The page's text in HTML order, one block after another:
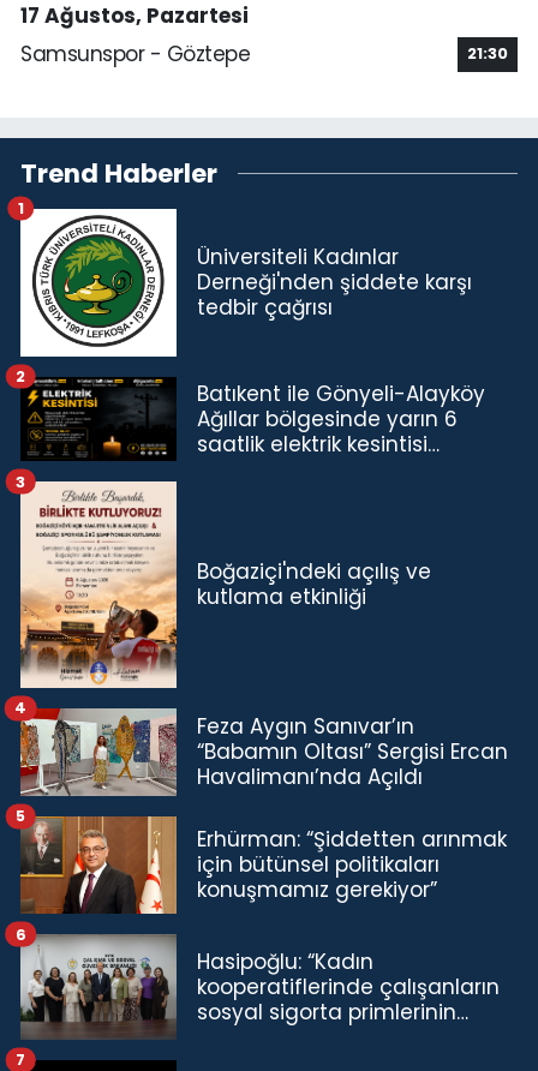
17 Ağustos, Pazartesi
Samsunspor - Göztepe
21:30
Trend Haberler
Üniversiteli Kadınlar
Derneği'nden şiddete karşı
tedbir çağrısı
1
Batıkent ile Gönyeli-Alayköy
Ağıllar bölgesinde yarın 6
saatlik elektrik kesintisi…
2
Boğaziçi'ndeki açılış ve
kutlama etkinliği
3
Feza Aygın Sanıvar’ın
“Babamın Oltası” Sergisi Ercan
Havalimanı’nda Açıldı
4
Erhürman: “Şiddetten arınmak
için bütünsel politikaları
konuşmamız gerekiyor”
5
Hasipoğlu: “Kadın
kooperatiflerinde çalışanların
sosyal sigorta primlerinin
6
7